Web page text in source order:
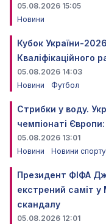
05.08.2026 15:05
Новини
Кубок України-
Кваліфікаційного
05.08.2026 14:03
Новини
Футбол
Стрибки у воду.
чемпіонаті
05.08.2026 13:01
Новини
Новини спорту
Президент ФІФА
екстрений саміт у
скандалу
05.08.2026 12:01